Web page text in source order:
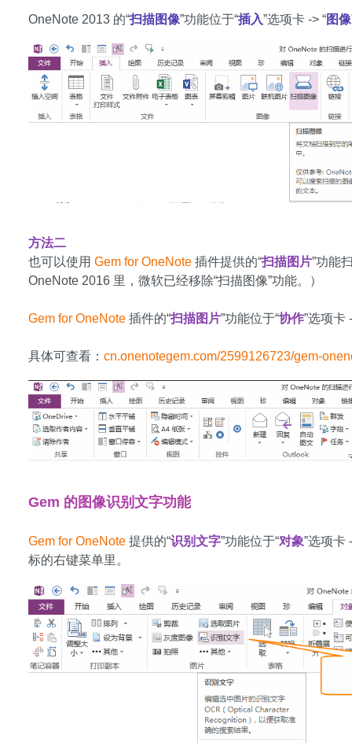
OneNote 2013 的“扫描图像”功能位于“插入”选项卡 -> “图像
方法二
也可以使用 Gem for OneNote 插件提供的“扫描图片”功能
OneNote 2016 里，微软已经移除“扫描图像”功能。）
Gem for OneNote 插件的“扫描图片”功能位于“协作”选项卡
具体可查看： cn.onenotegem.com/2599126723/gem-
Gem 的图像识别文字功能
Gem for OneNote 提供的“识别文字”功能位于“对象”选项卡
标的右键菜单里。